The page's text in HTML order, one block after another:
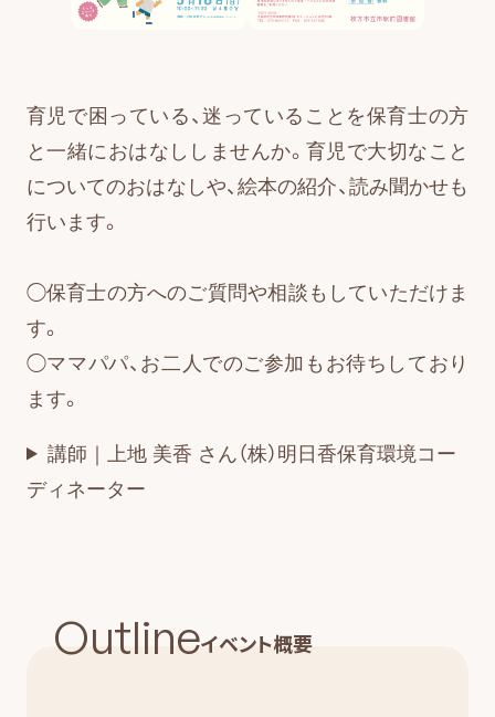
育児で困っている、迷っていることを保育士の方
と一緒におはなししませんか。育児で大切なこと
についてのおはなしや、絵本の紹介、読み聞かせも
行います。
◯保育士の方へのご質問や相談もしていただけま
す。
◯ママパパ、お二人でのご参加もお待ちしており
ます。
講師｜上地 美香 さん（株）明日香保育環境コー
ディネーター
Outlineイベント概要